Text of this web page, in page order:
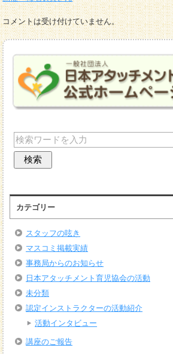
コメントは受け付けていません。
カテゴリー
スタッフの呟き
マスコミ掲載実績
事務局からのお知らせ
日本アタッチメント育児協会の活動
未分類
認定インストラクターの活動紹介
活動インタビュー
講座のご報告